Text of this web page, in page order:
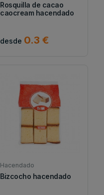
Rosquilla de cacao
caocream hacendado
desde 0.3 €
Hacendado
Bizcocho hacendado